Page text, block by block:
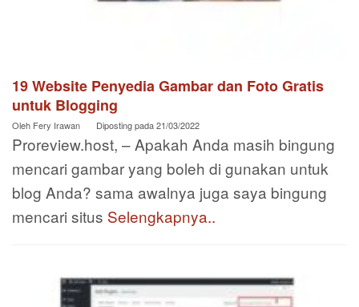
19 Website Penyedia Gambar dan Foto Gratis
untuk Blogging
Oleh Fery Irawan Diposting pada21/03/2022
Proreview.host, – Apakah Anda masih bingung
mencari gambar yang boleh di gunakan untuk
blog Anda? sama awalnya juga saya bingung
mencari situs Selengkapnya..